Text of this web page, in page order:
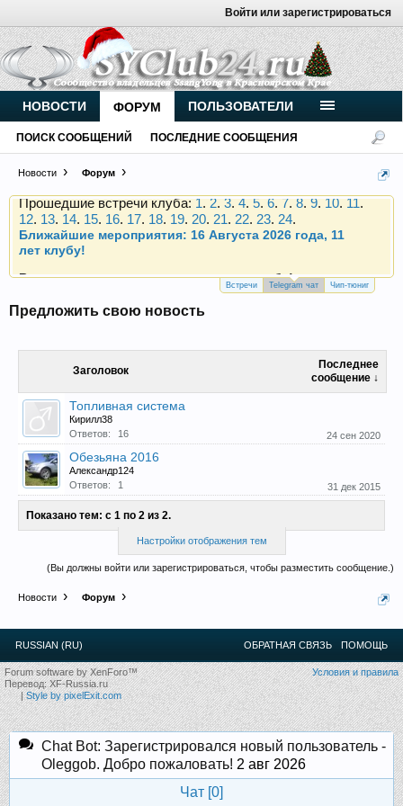
Войти или зарегистрироваться
Новости Форум
Внимание, новые участники нашего клуба!
Основное общение происходит вTelegram-чате.
Присоединяйтесь.
Чип-тюнинг (прошивка) дизелей от
Vahmurka
Прошедшие встречи клуба:
12.13.14.15.16.17.18.19.20.21.22.23.24.
Ближайшие мероприятия: 16 Августа 2026 года, 11
лет клубу!
Внимание, новые участники нашего клуба!
Чип-тюнинг (прошивка) дизелей от
Прошедшие встречи клуба:1.2.3.4.5.6.7.8.9.10.11.
.13 14.15.16.17.18.19.
Ближайшие мероприятия: 16 Августа 2026 года, 11
лет клубу!
Встречи Telegram чат Чип-тюниг
Предложить свою новость
Заголовок
Последнее
сообщение ↓
Топливная система
Кирилл38
Ответов:
16 24 сен 2020
Обезьяна 2016
Александр124
Ответов:
1 31 дек 2015
Показано тем: с 1 по 2 из 2.
Настройки отображения тем
(Вы должны войти или зарегистрироваться, чтобы разместить сообщение.)
Новости Форум
НОВОСТИ ФОРУМ
ПОИСК СООБЩЕНИЙ ПОСЛЕДНИЕ СООБЩЕНИЯ
ПОЛЬЗОВАТЕЛИ
RUSSIAN (RU) ОБРАТНАЯ СВЯЗЬ ПОМОЩЬ
Условия и правила
Forum software by XenForo™
Перевод:XF-Russia.ru
|Style by pixelExit.com
Chat Bot: Зарегистрировался новый пользователь -
Oleggob. Добро пожаловать! 2 авг 2026
Чат [0]